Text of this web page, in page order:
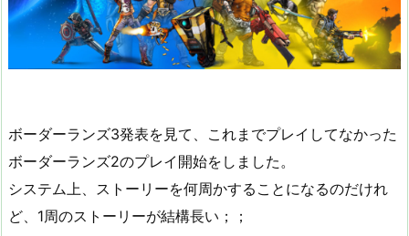
ボーダーランズ3発表を見て、これまでプレイしてなかった
ボーダーランズ2のプレイ開始をしました。
システム上、ストーリーを何周かすることになるのだけれ
ど、1周のストーリーが結構長い；；